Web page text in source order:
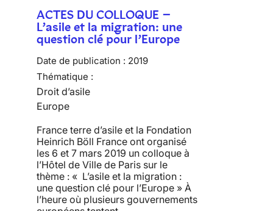
ACTES DU COLLOQUE –
L’asile et la migration: une
question clé pour l’Europe
Date de publication : 2019
Thématique :
Droit d’asile
Europe
France terre d’asile et la Fondation
Heinrich Böll France ont organisé
les 6 et 7 mars 2019 un colloque à
l’Hôtel de Ville de Paris sur le
thème : « L’asile et la migration :
une question clé pour l’Europe » À
l’heure où plusieurs gouvernements